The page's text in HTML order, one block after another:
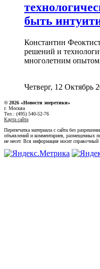
быть
Константин
решений и
многолетним
Четверг, 12 Октябрь
© 2026 «Новости энеретики»
г. Москва
Тел.: (495) 540-52-76
Карта сайта
Перепечатка материала с сайта без
объявлений и комментариев, размещенных
не несет. Вся информация носит